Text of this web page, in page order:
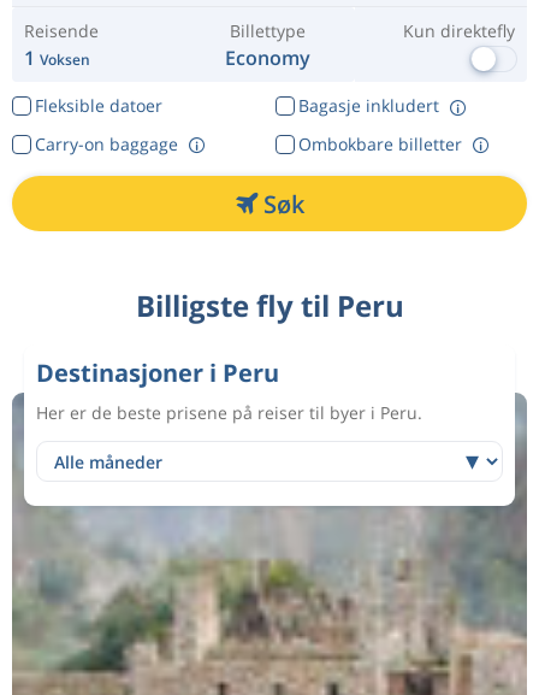
Reisende
1 Voksen
Billettype
Economy
Kun direktefly
Fleksible datoer
Bagasje inkludert
Ombokbare billetter
Carry-on baggage
Søk
Billigste fly til Peru
Destinasjoner i Peru
Her er de beste prisene på reiser til byer i Peru.